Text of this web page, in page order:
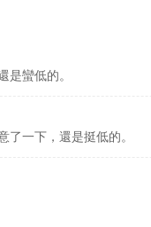
是蠻低的。
了一下，還是挺低的。